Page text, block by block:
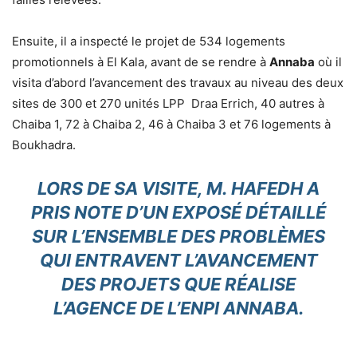
Ensuite, il a inspecté le projet de 534 logements
promotionnels à El Kala, avant de se rendre à Annaba où il
visita d’abord l’avancement des travaux au niveau des deux
sites de 300 et 270 unités LPP Draa Errich, 40 autres à
Chaiba 1, 72 à Chaiba 2, 46 à Chaiba 3 et 76 logements à
Boukhadra.
LORS DE SA VISITE, M. HAFEDH A
PRIS NOTE D’UN EXPOSÉ DÉTAILLÉ
SUR L’ENSEMBLE DES PROBLÈMES
QUI ENTRAVENT L’AVANCEMENT
DES PROJETS QUE RÉALISE
L’AGENCE DE L’ENPI ANNABA.